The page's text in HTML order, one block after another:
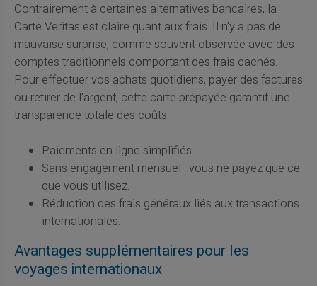
Contrairement à certaines alternatives bancaires, la
Carte Veritas est claire quant aux frais. Il n'y a pas de
mauvaise surprise, comme souvent observée avec des
comptes traditionnels comportant des frais cachés.
Pour effectuer vos achats quotidiens, payer des factures
ou retirer de l'argent, cette carte prépayée garantit une
transparence totale des coûts.
Paiements en ligne simplifiés
Sans engagement mensuel : vous ne payez que ce
que vous utilisez.
Réduction des frais généraux liés aux transactions
internationales.
Avantages supplémentaires pour les
voyages internationaux